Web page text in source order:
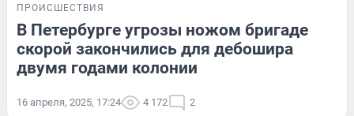
ПРОИСШЕСТВИЯ
В Петербурге угрозы ножом бригаде
скорой закончились для дебошира
двумя годами колонии
16 апреля, 2025, 17:24 4 172 2